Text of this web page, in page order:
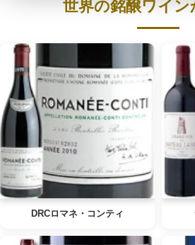
世界の銘醸ワイン
DRCロマネ・コンティ